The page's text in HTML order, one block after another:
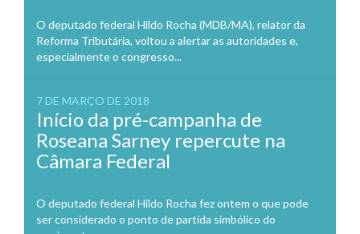
O deputado federal Hildo Rocha (MDB/MA), relator da
Reforma Tributária, voltou a alertar as autoridades e,
especialmente o congresso...
7 DE MARÇO DE 2018
Início da pré-campanha de
Roseana Sarney repercute na
Câmara Federal
O deputado federal Hildo Rocha fez ontem o que pode
ser considerado o ponto de partida simbólico do